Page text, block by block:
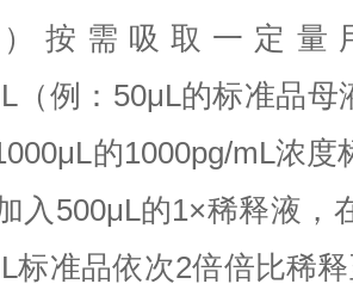
）按需吸取一定
（例：50μL的标准品
的1000pg/mL浓
入500μL的1×稀释液，
标准品依次2倍倍比稀